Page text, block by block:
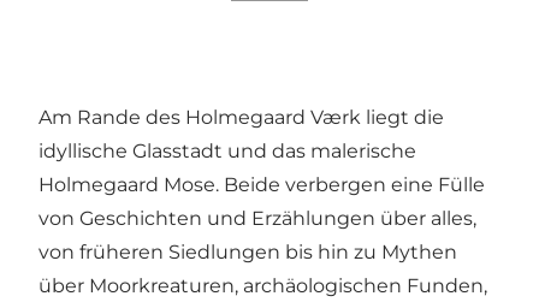
Am Rande des Holmegaard Værk liegt die
idyllische Glasstadt und das malerische
Holmegaard Mose. Beide verbergen eine Fülle
von Geschichten und Erzählungen über alles,
von früheren Siedlungen bis hin zu Mythen
über Moorkreaturen, archäologischen Funden,